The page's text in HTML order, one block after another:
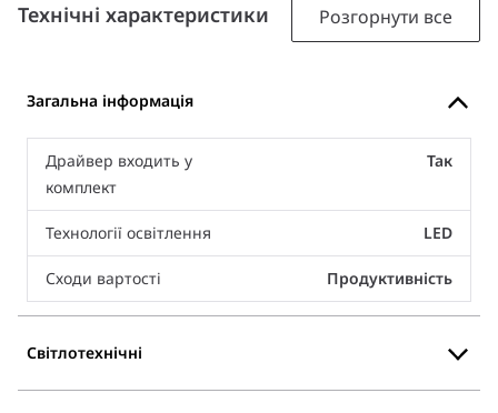
Технічні характеристики Розгорнути все
Загальна інформація
Драйвер входить у
комплект
Так
Технології освітлення LED
Сходи вартості Продуктивність
Світлотехнічні